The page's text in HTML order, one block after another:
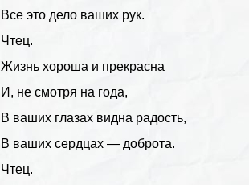
Все это дело ваших рук.
Чтец.
Жизнь хороша и прекрасна
И, не смотря на года,
В ваших глазах видна радость,
В ваших сердцах — доброта.
Чтец.